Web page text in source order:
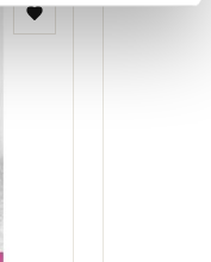
Zur